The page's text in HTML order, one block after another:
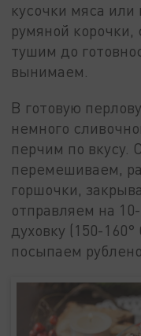
кусочки мяса
румяной
тушим до
вынимаем.
В готовую
немного
перчим по вкусу.
перемешиваем,
горшочки,
отправляем на
духовку (150-
посыпаем